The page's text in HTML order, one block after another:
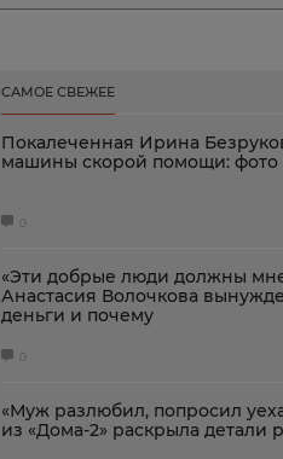
САМОЕ СВЕЖЕЕ
Покалеченная Ирина
машины скорой помощи: фото
0
«Эти добрые люди должны
Анастасия Волочкова
деньги и почему
0
«Муж разлюбил, попросил
из «Дома-2» раскрыла детали